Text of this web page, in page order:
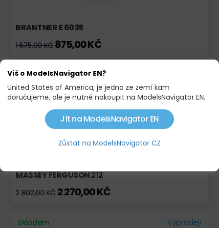
BRANTNER E 6035
1 575,00 KČ 875,00 KČ
Skladem
MASSEY FERGUSON 212
2 802,00 KČ 2 270,00 KČ
Skladem
Výprodej!
Víš o ModelsNavigator EN?
United States of America, je jedna ze zemí kam
doručujeme, ale je nutné nakoupit na ModelsNavigator EN.
Jít na ModelsNavigator EN
Zůstat na ModelsNavigator CZ